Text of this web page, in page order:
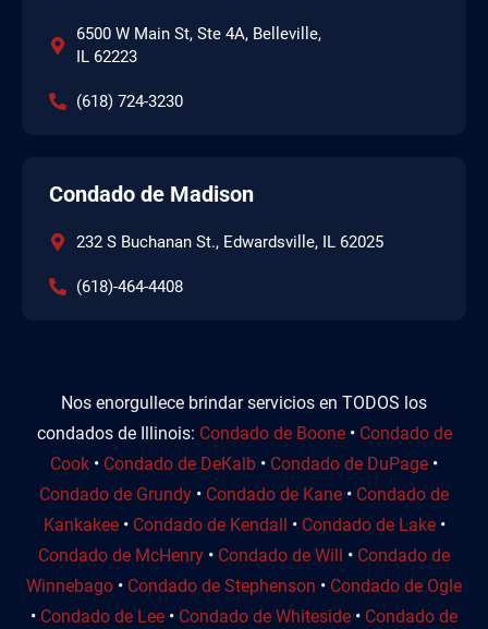
6500 W Main St, Ste 4A, Belleville,
IL 62223
(618) 724-3230
Condado de Madison
232 S Buchanan St., Edwardsville, IL 62025
(618)-464-4408
Nos enorgullece brindar servicios en TODOS los
condados de Illinois: Condado de Boone• Condado de
Cook • Condado de DeKalb • Condado de DuPage •
Condado de Grundy • Condado de Kane • Condado de
Kankakee• Condado de Kendall • Condado de Lake•
Condado de McHenry • Condado de Will • Condado de
Winnebago • Condado de Stephenson • Condado de Ogle
• Condado de Lee • Condado de Whiteside • Condado de